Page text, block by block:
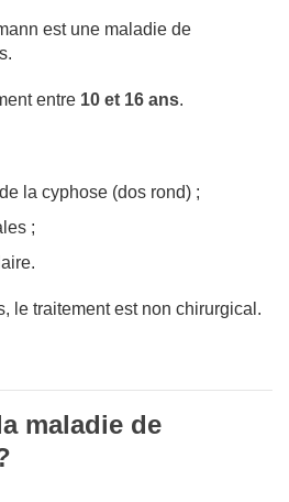
est une maladie de
entre 10 et 16 ans.
la cyphose (dos rond) ;
;
le traitement est non chirurgical.
maladie de